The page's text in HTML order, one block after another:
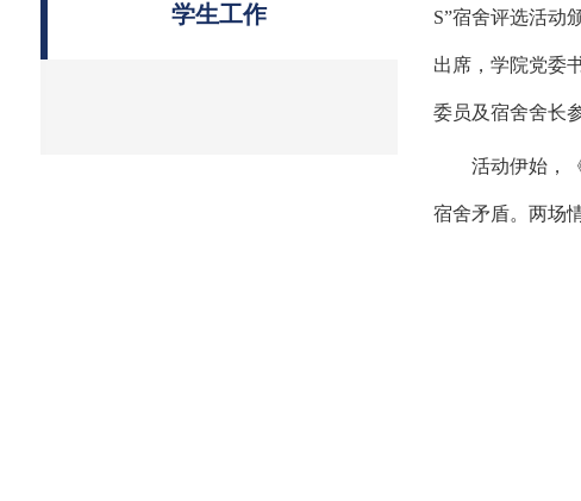
学生工作 S”宿舍评选活动
出席，学院党委
委员及宿舍舍长
活动伊始，
宿舍矛盾。两场